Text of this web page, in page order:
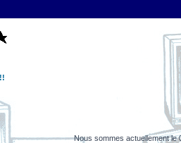
Nous sommes actuellement le